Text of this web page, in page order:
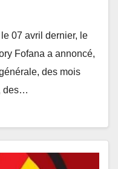
07 avril dernier, le
Fofana a annoncé,
des mois
des…